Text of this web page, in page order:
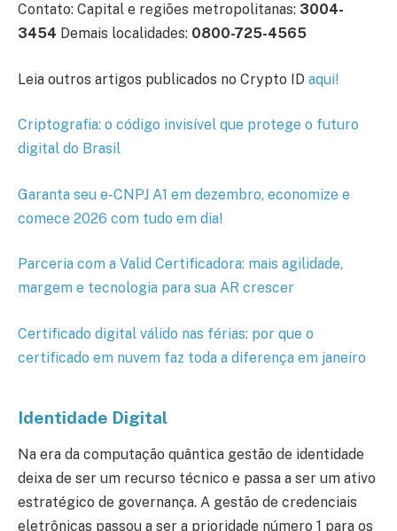
Contato: Capital e regiões metropolitanas: 3004-
3454 Demais localidades: 0800-725-4565
Leia outros artigos publicados no Crypto ID aqui!
Criptografia: o código invisível que protege o futuro
digital do Brasil
Garanta seu e-CNPJ A1 em dezembro, economize e
comece 2026 com tudo em dia!
Parceria com a Valid Certificadora: mais agilidade,
margem e tecnologia para sua AR crescer
Certificado digital válido nas férias: por que o
certificado em nuvem faz toda a diferença em janeiro
Identidade Digital
Na era da computação quântica gestão de identidade
deixa de ser um recurso técnico e passa a ser um ativo
estratégico de governança. A gestão de credenciais
eletrônicas passou a ser a prioridade número 1 para os